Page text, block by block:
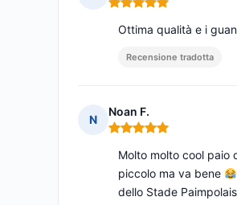
Nota: 5 su 5
Ottima qualità e i
Recensione tradotta
N
Noan F.
Nota: 5 su 5
Molto molto cool paio
piccolo ma va bene
dello Stade